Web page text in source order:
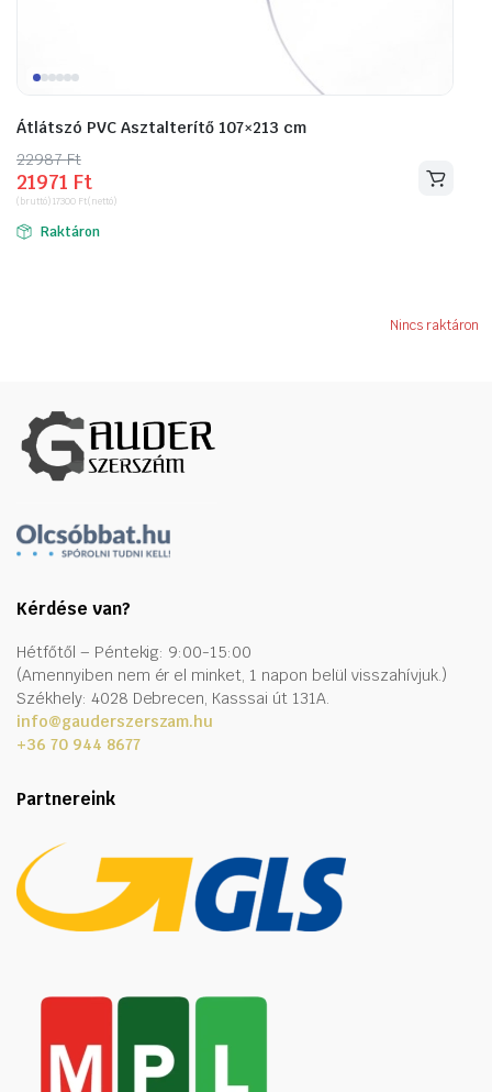
Átlátszó PVC Asztalterítő 107×213 cm
22987Ft
Original
price
was:
22987 Ft.
21971 Ft
Current
price
is:
21971 Ft.
(bruttó)17300 Ft(nettó)
Raktáron
Nincs raktáron
Kérdése van?
Hétfőtől – Péntekig: 9:00-15:00
(Amennyiben nem ér el minket, 1 napon belül visszahívjuk.)
Székhely: 4028 Debrecen, Kasssai út 131A.
info@gauderszerszam.hu
+36 70 944 8677
Partnereink